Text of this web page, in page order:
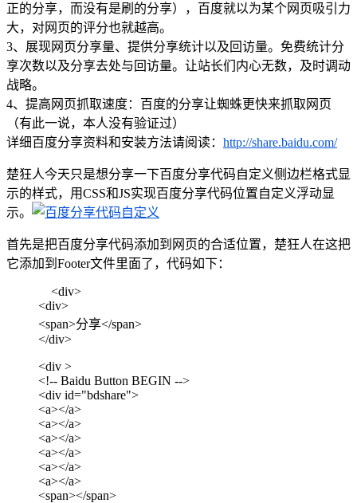
正的分享，而没有是刷的分享），百度就以为某个网页吸引力
大，对网页的评分也就越高。
3、展现网页分享量、提供分享统计以及回访量。免费统计分
享次数以及分享去处与回访量。让站长们内心无数，及时调动
战略。
4、提高网页抓取速度：百度的分享让蜘蛛更快来抓取网页
（有此一说，本人没有验证过）
详细百度分享资料和安装方法请阅读： http://share.baidu.com/
楚狂人今天只是想分享一下百度分享代码自定义侧边栏格式显
示的样式，用CSS和JS实现百度分享代码位置自定义浮动显
示。
首先是把百度分享代码添加到网页的合适位置，楚狂人在这把
它添加到Footer文件里面了，代码如下：
<div>
<div>
<span>分享</span>
</div>
<div >
<!-- Baidu Button BEGIN -->
<div id="bdshare">
<a></a>
<a></a>
<a></a>
<a></a>
<a></a>
<a></a>
<span></span>